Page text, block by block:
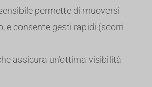
permette di muoversi
e consente gesti rapidi (scorri
assicura un’ottima visibilità